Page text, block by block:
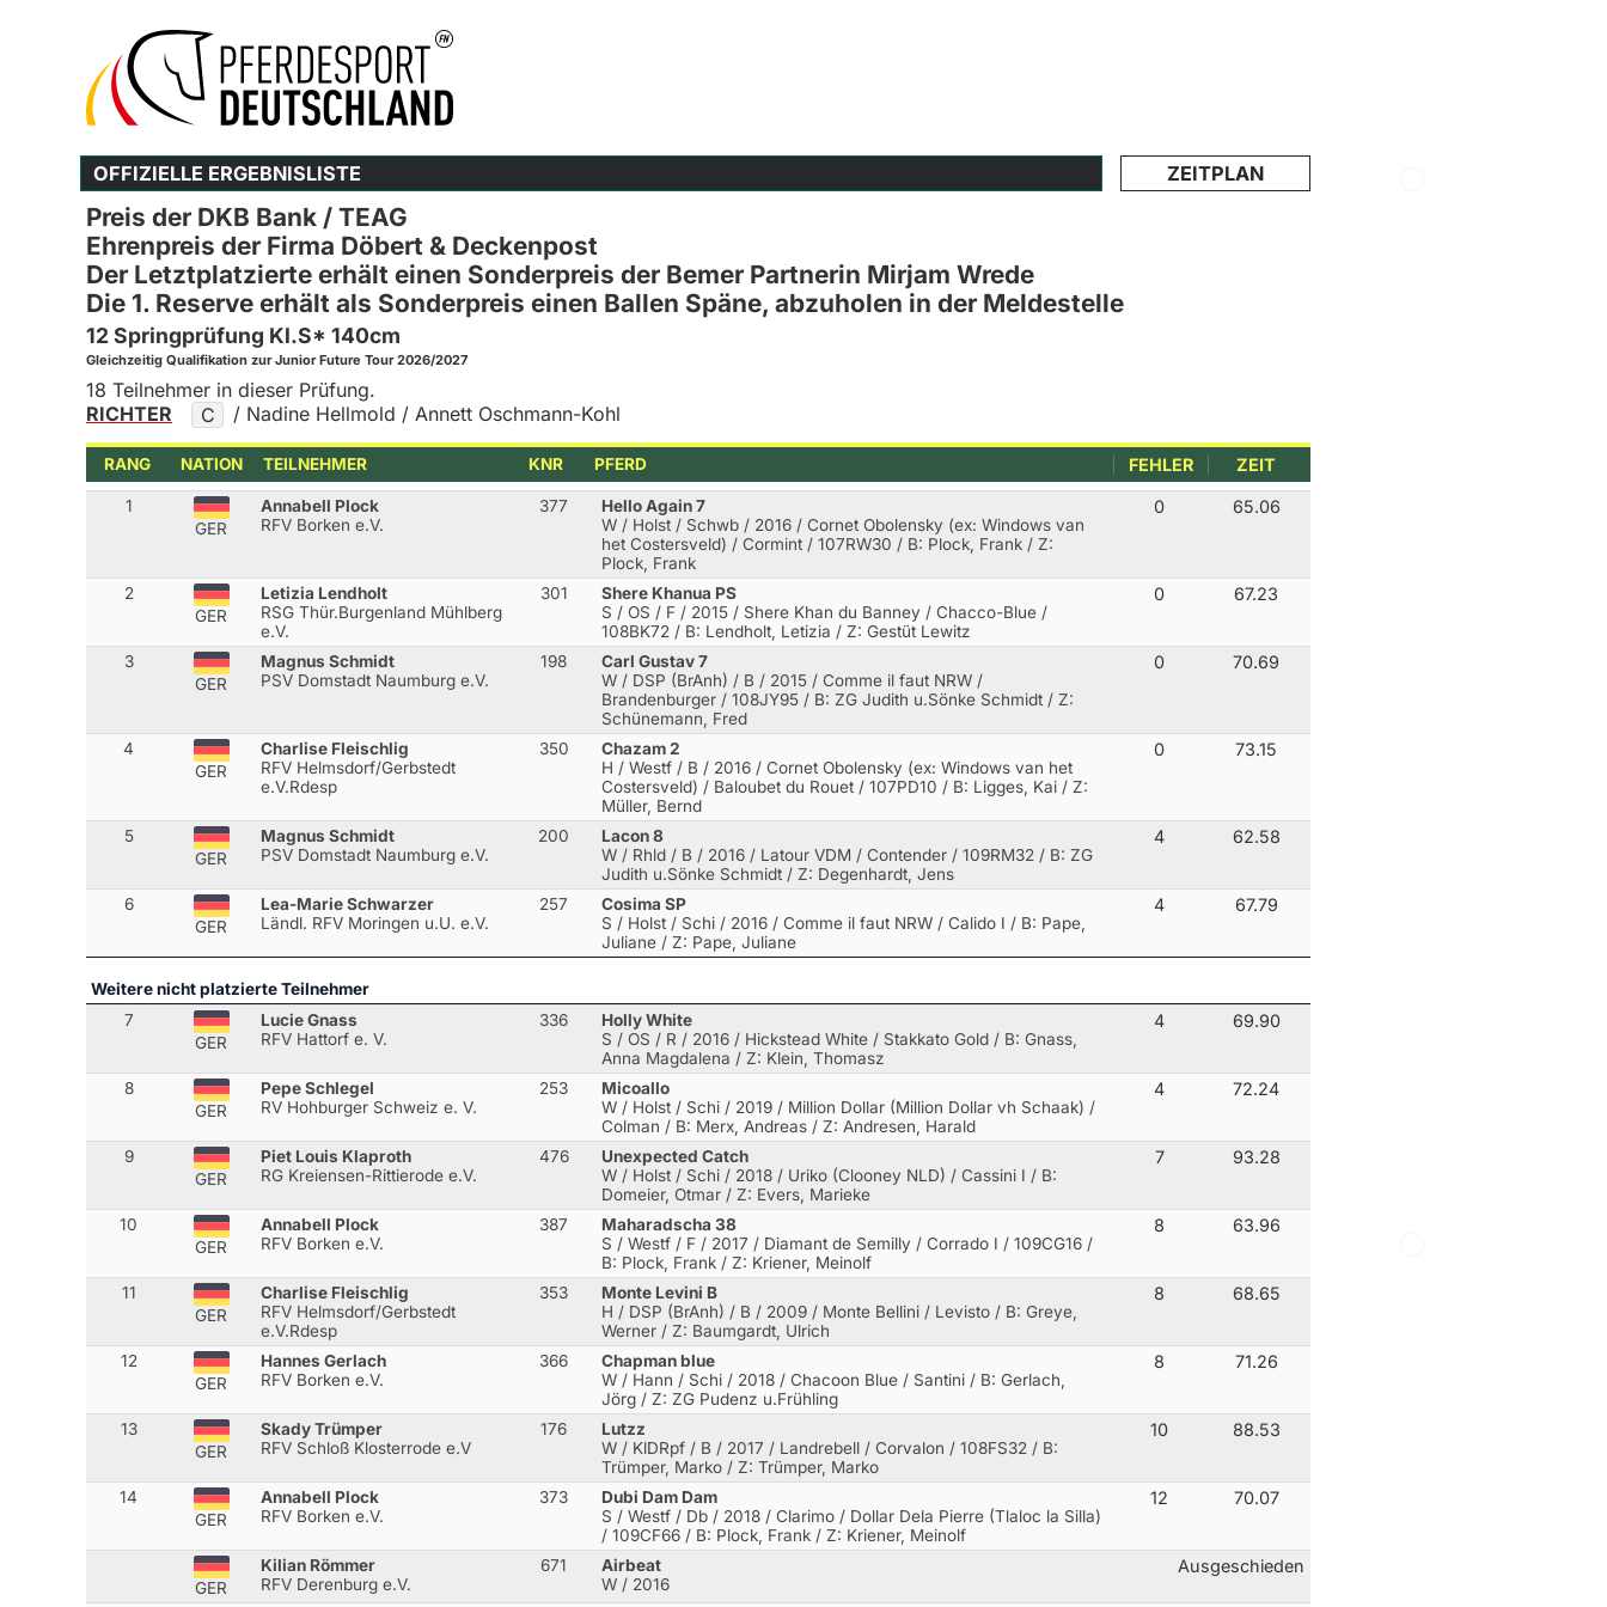
OFFIZIELLE ERGEBNISLISTE ZEITPLAN
Preis der DKB Bank / TEAG
Ehrenpreis der Firma Döbert & Deckenpost
Der Letztplatzierte erhält einen Sonderpreis der Bemer Partnerin Mirjam Wrede
Die 1. Reserve erhält als Sonderpreis einen Ballen Späne, abzuholen in der Meldestelle
12 Springprüfung Kl.S* 140cm
Gleichzeitig Qualifikation zur Junior Future Tour 2026/2027
18 Teilnehmer in dieser Prüfung.
RICHTER
C / Nadine Hellmold / Annett Oschmann-Kohl
RANG NATION TEILNEHMER KNR PFERD FEHLER ZEIT
1
GER
Annabell Plock
RFV Borken e.V.
377
Hello Again 7
W / Holst / Schwb / 2016 / Cornet Obolensky (ex: Windows van
het Costersveld) / Cormint/ 107RW30 / B: Plock, Frank / Z:
Plock, Frank
0 65.06
2
GER
Letizia Lendholt
RSG Thür.Burgenland Mühlberg
e.V.
301
Shere Khanua PS
S / OS / F / 2015 / Shere Khan du Banney / Chacco-Blue/
108BK72 / B: Lendholt, Letizia / Z: Gestüt Lewitz
0 67.23
3
GER
Magnus Schmidt
PSV Domstadt Naumburg e.V.
198
Carl Gustav 7
W / DSP (BrAnh) / B / 2015 / Comme il faut NRW /
Brandenburger/ 108JY95 / B: ZG Judith u.Sönke Schmidt / Z:
Schünemann, Fred
0 70.69
4
GER
Charlise Fleischlig
RFV Helmsdorf/Gerbstedt
e.V.Rdesp
350
Chazam 2
H / Westf / B / 2016 / Cornet Obolensky (ex: Windows van het
Costersveld) / Baloubet du Rouet/ 107PD10 / B: Ligges, Kai / Z:
Müller, Bernd
0 73.15
5
GER
Magnus Schmidt
PSV Domstadt Naumburg e.V.
200
Lacon 8
W / Rhld / B / 2016 / Latour VDM / Contender/ 109RM32 / B: ZG
Judith u.Sönke Schmidt / Z: Degenhardt, Jens
4 62.58
6
GER
Lea-Marie Schwarzer
Ländl. RFV Moringen u.U. e.V.
257
Cosima SP
S / Holst / Schi / 2016 / Comme il faut NRW / Calido I / B: Pape,
Juliane / Z: Pape, Juliane
4 67.79
Weitere nicht platzierte Teilnehmer
7
GER
Lucie Gnass
RFV Hattorf e. V.
336
Holly White
S / OS / R / 2016 / Hickstead White / Stakkato Gold/ B: Gnass,
Anna Magdalena / Z: Klein, Thomasz
4 69.90
8
GER
Pepe Schlegel
RV Hohburger Schweiz e. V.
253
Micoallo
W / Holst / Schi / 2019 / Million Dollar (Million Dollar vh Schaak) /
Colman / B: Merx, Andreas / Z: Andresen, Harald
4 72.24
9
GER
Piet Louis Klaproth
RG Kreiensen-Rittierode e.V.
476
Unexpected Catch
W / Holst / Schi / 2018 / Uriko (Clooney NLD) / Cassini I / B:
Domeier, Otmar / Z: Evers, Marieke
7 93.28
10
GER
Annabell Plock
RFV Borken e.V.
387
Maharadscha 38
S / Westf / F / 2017 / Diamant de Semilly / Corrado I / 109CG16 /
B: Plock, Frank / Z: Kriener, Meinolf
8 63.96
11
GER
Charlise Fleischlig
RFV Helmsdorf/Gerbstedt
e.V.Rdesp
353
Monte Levini B
H / DSP (BrAnh) / B / 2009 / Monte Bellini / Levisto/ B: Greye,
Werner / Z: Baumgardt, Ulrich
8 68.65
12
GER
Hannes Gerlach
RFV Borken e.V.
366
Chapman blue
W / Hann / Schi / 2018 / Chacoon Blue / Santini/ B: Gerlach,
Jörg / Z: ZG Pudenz u.Frühling
8 71.26
13
GER
Skady Trümper
RFV Schloß Klosterrode e.V
176
Lutzz
W / KlDRpf / B / 2017 / Landrebell / Corvalon / 108FS32 / B:
Trümper, Marko / Z: Trümper, Marko
10 88.53
14
GER
Annabell Plock
RFV Borken e.V.
373
Dubi Dam Dam
S / Westf / Db / 2018 / Clarimo / Dollar Dela Pierre (Tlaloc la Silla)
/ 109CF66 / B: Plock, Frank / Z: Kriener, Meinolf
12 70.07
GER
Kilian Römmer
RFV Derenburg e.V.
671
Airbeat
W / 2016
Ausgeschieden